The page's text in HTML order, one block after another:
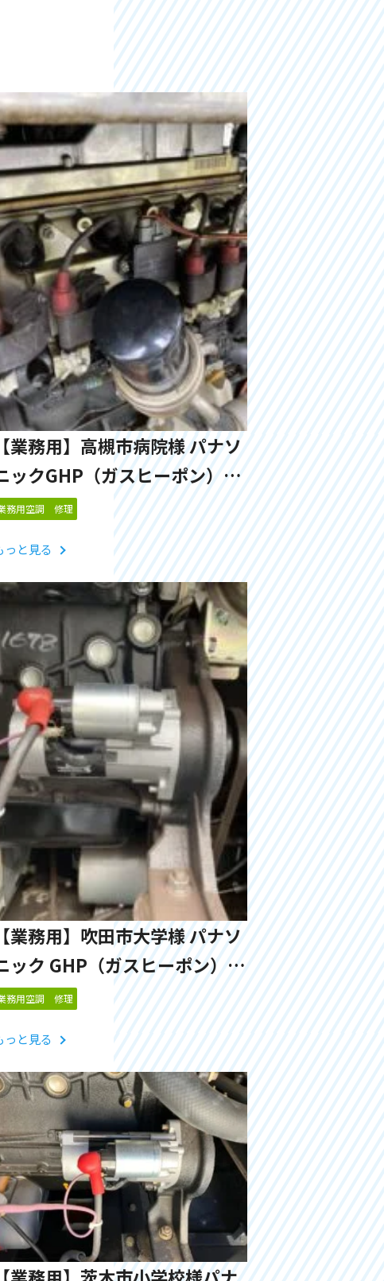
【業務用】高槻市病院様 パナソ
ックGHP（ガスヒーポン）
ンジンプラグガイド交換
務用空調 修理
っと見る
【業務用】吹田市大学様 パナソ
ック GHP（ガスヒーポン）
A05」リモコン表示 修理対応事例
務用空調 修理
っと見る